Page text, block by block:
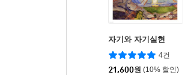
자기와 자기실현
4건
21,600원 (10% 할인)